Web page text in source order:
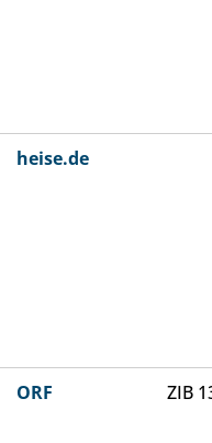
heise.de
ORF ZIB